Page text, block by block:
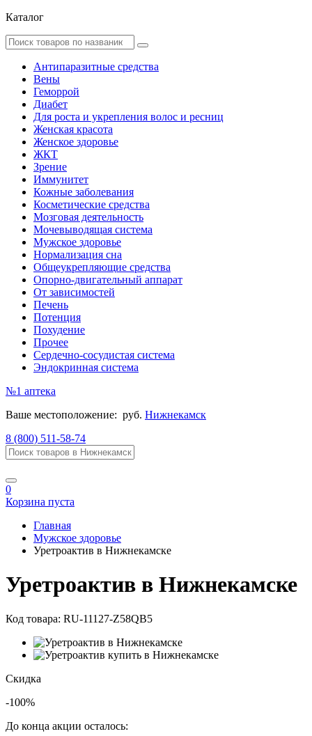
Каталог
Антипаразитные средства
Вены
Геморрой
Диабет
Для роста и укрепления волос и ресниц
Женская красота
Женское здоровье
ЖКТ
Зрение
Иммунитет
Кожные заболевания
Косметические средства
Мозговая деятельность
Мочевыводящая система
Мужское здоровье
Нормализация сна
Общеукрепляющие средства
Опорно-двигательный аппарат
От зависимостей
Печень
Потенция
Похудение
Прочее
Сердечно-сосудистая система
Эндокринная система
№1 аптека
Ваше местоположение: руб. Нижнекамск
8 (800) 511-58-74
0
Корзина пуста
Главная
Мужское здоровье
Уретроактив в Нижнекамске
Уретроактив в Нижнекамске
Код товара: RU-11127-Z58QB5
Скидка
-100%
До конца акции осталось: